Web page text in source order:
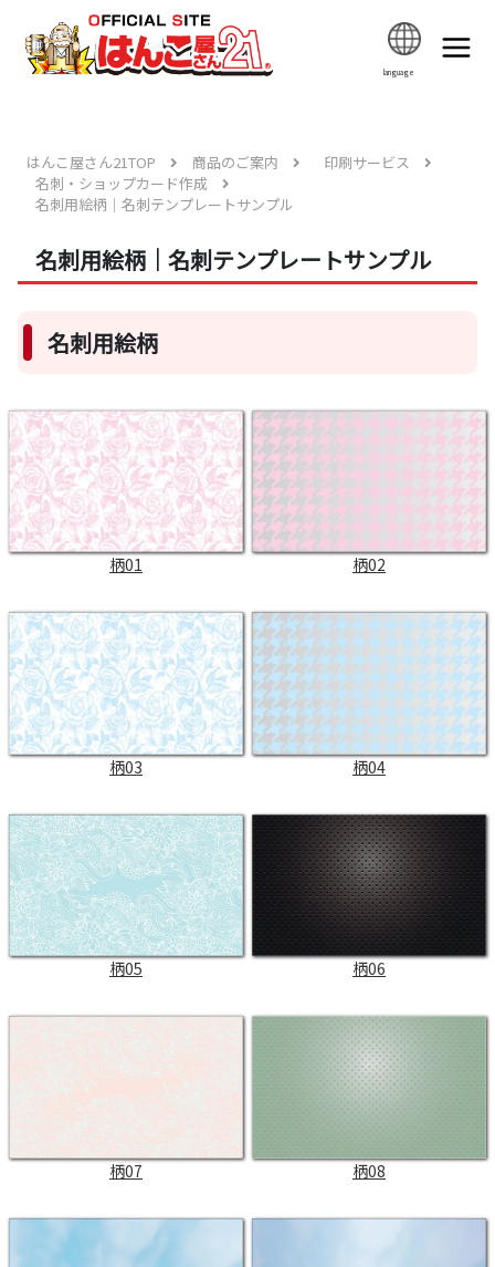
language
はんこ屋さん21TOP 商品のご案内
印刷サービス
名刺・ショップカード作成
名刺用絵柄｜名刺テンプレートサンプル
名刺用絵柄｜名刺テンプレートサンプル
名刺用絵柄
柄01 柄02
柄03 柄04
柄05 柄06
柄07 柄08